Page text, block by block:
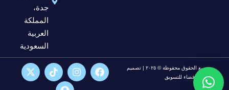
جدة،
المملكة
العربية
السعودية
جميع الحقوق محفوظة © ٢٠٢٥ | تصميم
شركة فضاء للتسويق